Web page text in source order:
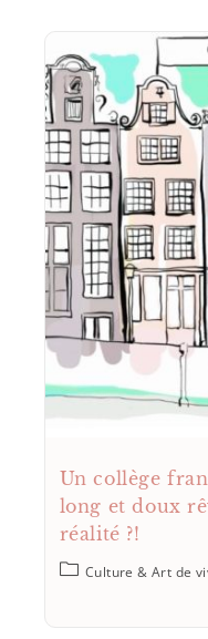
Un collège
long et doux
réalité ?!
Culture & Art de